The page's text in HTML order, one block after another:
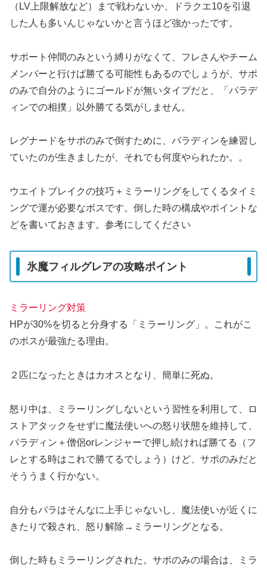
（LV上限解放など）まで戦わないか、ドラクエ10を引退
した人も多いんじゃないかと言うほど強かったです。
サポート仲間のみという縛りがなくて、フレさんやチーム
メンバーと行けば勝てる可能性もあるのでしょうが、サポ
のみで自分のようにゴールドが無いタイプだと、「パラデ
ィンでの相撲」以外勝てる気がしません。
レグナードをサポのみで倒すために、パラディンを練習し
ていたのが生きましたが、それでも何度やられたか。。
ウエイトブレイクの技巧＋ミラーリングをしてくるタイミ
ングで運が必要なボスです。倒した時の構成やポイントな
どを書いておきます。参考にしてください
氷魔フィルグレアの攻略ポイント
ミラーリング対策
HPが30%を切ると分身する「ミラーリング」。これがこ
のボスが最強たる理由。
２匹になったときはカオスとなり、簡単に死ぬ。
怒り中は、ミラーリングしないという習性を利用して、ロ
ストアタックをせずに魔法使いへの怒り状態を維持して、
パラディン＋僧侶orレンジャーで押し続ければ勝てる（フ
レとする時はこれで勝てるでしょう）けど、サポのみだと
そううまく行かない。
自分もパラはそんなに上手じゃないし、魔法使いが近くに
きたりで殺され、怒り解除→ミラーリングとなる。
倒した時もミラーリングされた。サポのみの場合は、ミラ